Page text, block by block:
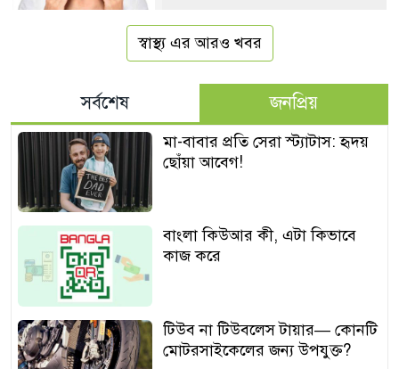
স্বাস্থ্য এর আরও খবর
সর্বশেষ জনপ্রিয়
মা-বাবার প্রতি সেরা স্ট্যাটাস: হৃদয়
ছোঁয়া আবেগ!
বাংলা কিউআর কী, এটা কিভাবে
কাজ করে
টিউব না টিউবলেস টায়ার— কোনটি
মোটরসাইকেলের জন্য উপযুক্ত?